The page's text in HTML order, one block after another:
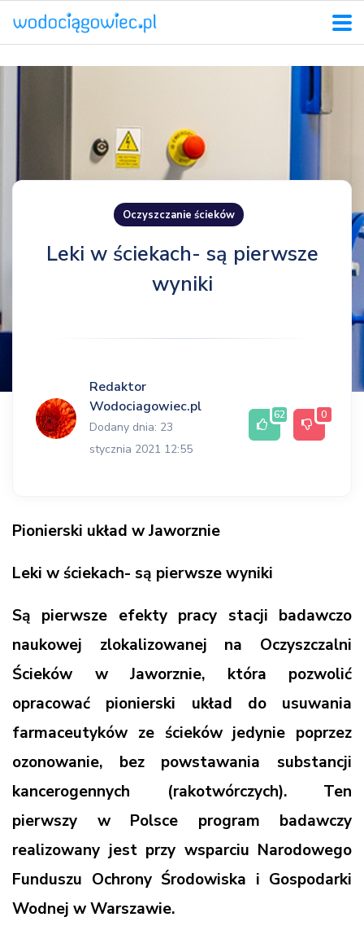
Oczyszczanie ścieków
Leki w ściekach- są pierwsze
wyniki
Redaktor
Wodociagowiec.pl
Dodany dnia: 23
stycznia 2021 12:55
62 0
Pionierski układ w Jaworznie
Leki w ściekach- są pierwsze wyniki
Są pierwsze efekty pracy stacji badawczo
naukowej zlokalizowanej na Oczyszczalni
Ścieków w Jaworznie, która pozwolić
opracować pionierski układ do usuwania
farmaceutyków ze ścieków jedynie poprzez
ozonowanie, bez powstawania substancji
kancerogennych (rakotwórczych). Ten
pierwszy w Polsce program badawczy
realizowany jest przy wsparciu Narodowego
Funduszu Ochrony Środowiska i Gospodarki
Wodnej w Warszawie.